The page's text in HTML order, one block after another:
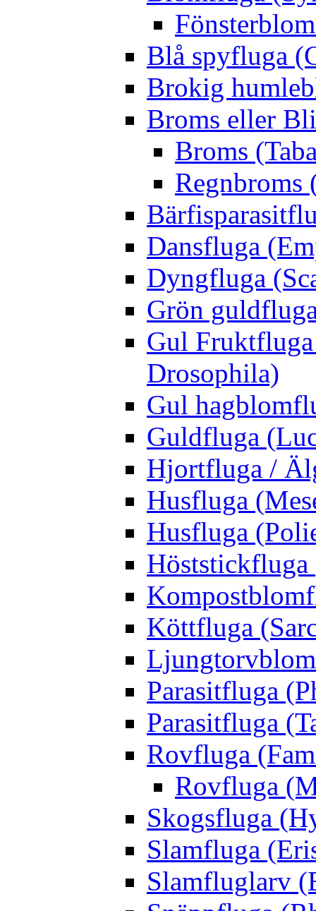
Blå spyfluga
Brokig
Broms eller
Broms
Regnbroms
Dansfluga
Dyngfluga
Grön
Gul
Drosophila)
Gul
Guldfluga
Hjortfluga /
Husfluga
Husfluga
Höststickfluga
Köttfluga
Parasitfluga
Parasitfluga
Rovfluga
Rovfluga
Skogsfluga
Slamfluga
Slamfluglarv